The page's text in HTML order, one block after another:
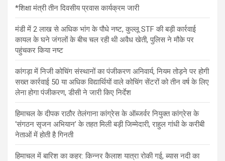
*शिक्षा मंत्री तीन दिवसीय प्रवास कार्यक्रम जारी
मंडी में 2 लाख से अधिक भांग के पौधे नष्ट, कुल्लू STF की बड़ी कार्रवाई
कायल के घने जंगलों के बीच चल रही थी अवैध खेती, पुलिस ने मौके पर
पहुंचकर किया नष्ट
कांगड़ा में निजी कोचिंग संस्थानों का पंजीकरण अनिवार्य, नियम तोड़ने पर होगी
सख्त कार्रवाई 50 या अधिक विद्यार्थियों वाले कोचिंग सेंटरों को तीन वर्ष के लिए
लेना होगा पंजीकरण, डीसी ने जारी किए निर्देश
हिमाचल के दीपक राठौर तेलंगाना कांग्रेस के ऑब्जर्वर नियुक्त कांग्रेस के
‘संगठन सृजन अभियान’ के तहत मिली बड़ी जिम्मेदारी, राहुल गांधी के करीबी
नेताओं में होती है गिनती
हिमाचल में बारिश का कहर: किन्नर कैलाश यात्रा रोकी गई, ब्यास नदी का